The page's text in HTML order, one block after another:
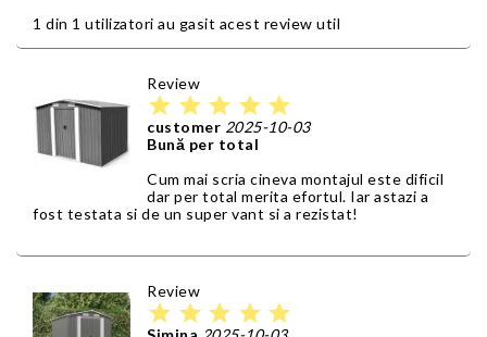
1 din 1 utilizatori au gasit acest review util
Review
star star star star star
customer 2025-10-03
Bună per total
Cum mai scria cineva montajul este dificil
dar per total merita efortul. Iar astazi a
fost testata si de un super vant si a rezistat!
Review
star star star star star